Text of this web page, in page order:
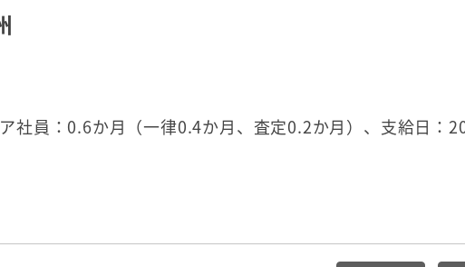
社員：0.6か月（一律0.4か月、査定0.2か月）、支給日：